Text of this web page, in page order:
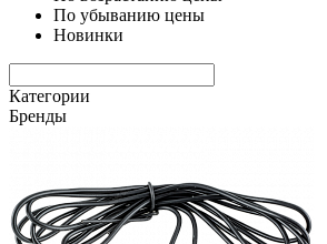
По убыванию цены
Новинки
Категории
Бренды